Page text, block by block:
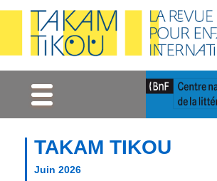
TAKAM TIKOU
Juin 2026